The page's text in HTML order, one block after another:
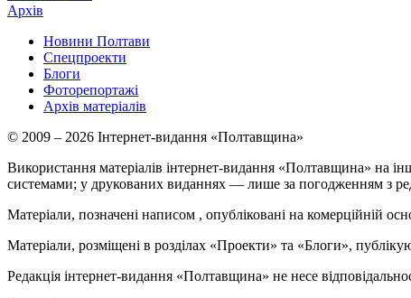
Архів
Новини Полтави
Спецпроекти
Блоги
Фоторепортажі
Архів матеріалів
© 2009 – 2026 Інтернет-видання «Полтавщина»
Використання матеріалів інтернет-видання «Полтавщина» на
системами; у друкованих виданнях — лише за погодженням з
Матеріали, позначені написом , опубліковані на комерційній
Матеріали, розміщені в розділах «Проекти» та «Блоги»,
Редакція інтернет-видання «Полтавщина» не несе